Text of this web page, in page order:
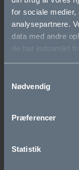
for sociale medier,
analysepartnere.
data med andre
de har indsamlet
Nødvendig
Præferencer
Statistik
Biotek
SAMF-ENG